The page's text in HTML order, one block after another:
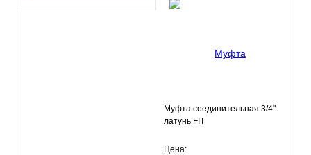
Муфта соединительная 3/4"
латунь FIT
Цена: